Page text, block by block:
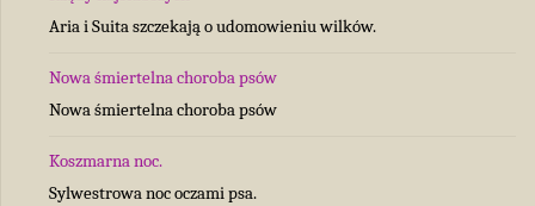
Aria i Suita szczekają o udomowieniu wilków.
Nowa śmiertelna choroba psów
Nowa śmiertelna choroba psów
Koszmarna noc.
Sylwestrowa noc oczami psa.